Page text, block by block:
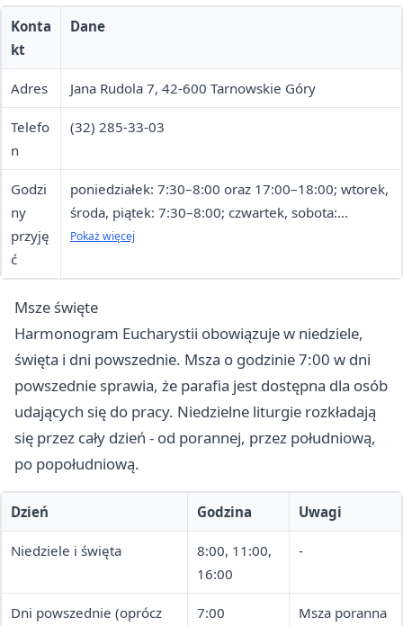
Konta
kt
Dane
Adres Jana Rudola 7, 42-600 Tarnowskie Góry
Telefo
n
(32) 285-33-03
Godzi
ny
przyję
ć
poniedziałek: 7:30–8:00 oraz 17:00–18:00; wtorek,
środa, piątek: 7:30–8:00; czwartek, sobota:
nieczynna
Pokaż więcej
Msze święte
Harmonogram Eucharystii obowiązuje w niedziele,
święta i dni powszednie. Msza o godzinie 7:00 w dni
powszednie sprawia, że parafia jest dostępna dla osób
udających się do pracy. Niedzielne liturgie rozkładają
się przez cały dzień - od porannej, przez południową,
po popołudniową.
Dzień Godzina Uwagi
Niedziele i święta
8:00, 11:00,
16:00
-
Dni powszednie (oprócz
7:00 Msza poranna